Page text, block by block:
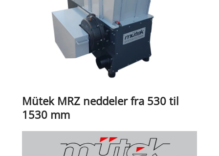
Mütek MRZ neddeler fra 530 til
1530 mm